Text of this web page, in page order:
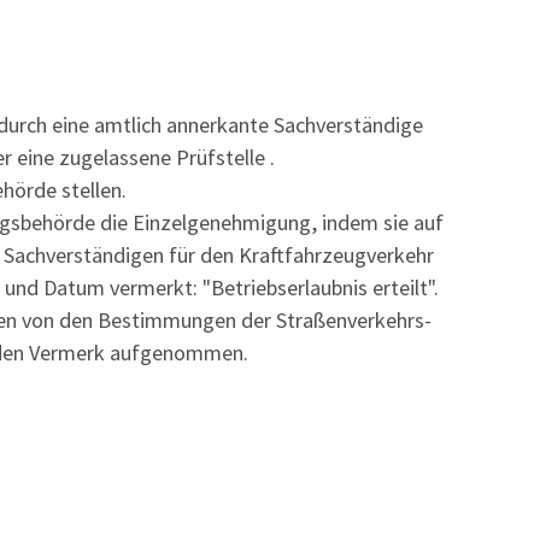
eine amtlich annerkante Sachverständige
eine zugelassene Prüfstelle .
stellen.
die Einzelgenehmigung, indem sie auf
für den Kraftfahrzeugverkehr
Datum vermerkt: "Betriebserlaubnis erteilt".
von den Bestimmungen der Straßenverkehrs-
Vermerk aufgenommen.